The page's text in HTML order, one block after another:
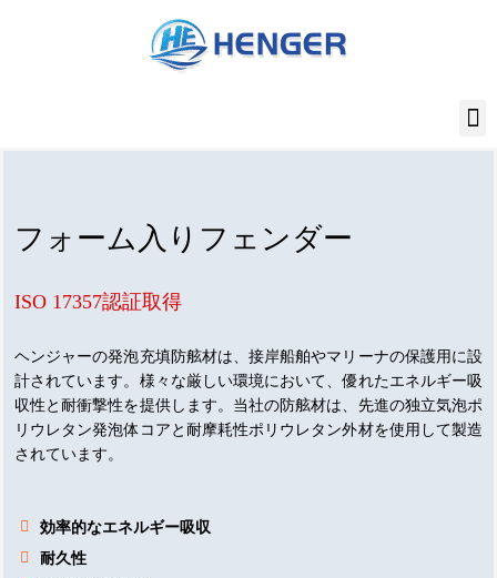
フォーム入りフェンダー
ISO 17357認証取得
ヘンジャーの発泡充填防舷材は、接岸船舶やマリーナの保護用に設
計されています。様々な厳しい環境において、優れたエネルギー吸
収性と耐衝撃性を提供します。当社の防舷材は、先進の独立気泡ポ
リウレタン発泡体コアと耐摩耗性ポリウレタン外材を使用して製造
されています。
効率的なエネルギー吸収
耐久性